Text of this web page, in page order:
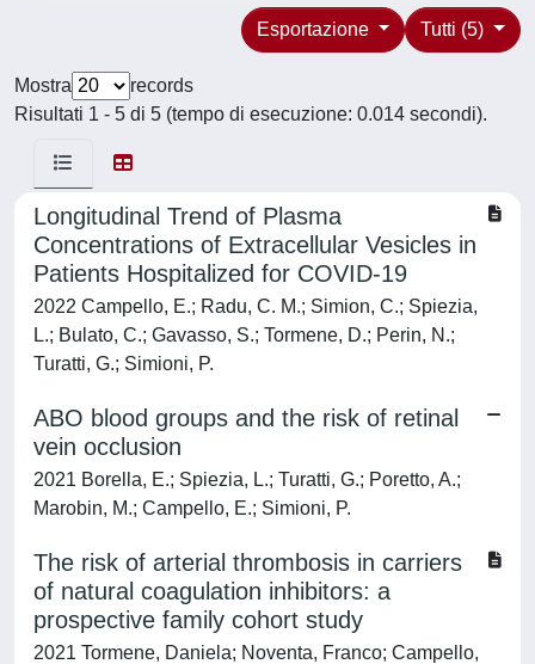
Tutti (5)
Esportazione
Mostra
records
Risultati 1 - 5 di 5 (tempo di esecuzione: 0.014 secondi).
Longitudinal Trend of Plasma
Concentrations of Extracellular Vesicles in
Patients Hospitalized for COVID-19
2022 Campello, E.; Radu, C. M.; Simion, C.; Spiezia,
L.; Bulato, C.; Gavasso, S.; Tormene, D.; Perin, N.;
Turatti, G.; Simioni, P.
ABO blood groups and the risk of retinal
vein occlusion
2021 Borella, E.; Spiezia, L.; Turatti, G.; Poretto, A.;
Marobin, M.; Campello, E.; Simioni, P.
The risk of arterial thrombosis in carriers
of natural coagulation inhibitors: a
prospective family cohort study
2021 Tormene, Daniela; Noventa, Franco; Campello,